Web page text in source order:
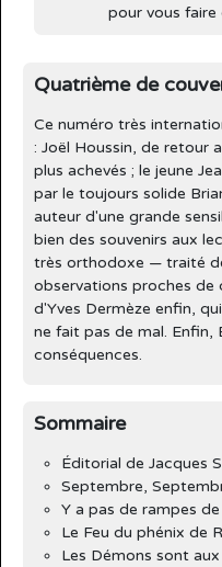
pour vous faire
Quatrième de
Ce numéro très
: Joël Houssin, de retour
plus achevés ; le jeune
par le toujours solide
auteur d'une grande
bien des souvenirs aux
très orthodoxe — traité
observations proches de
d'Yves Dermèze enfin,
ne fait pas de mal. Enfin,
conséquences.
Sommaire
Éditorial de Jacques
Septembre,
Y a pas de rampes
Le Feu du phénix de
Les Démons sont